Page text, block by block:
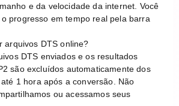
e da velocidade da internet. Você
progresso em tempo real pela barra
arquivos DTS online?
DTS enviados e os resultados
são excluídos automaticamente dos
1 hora após a conversão. Não
ou acessamos seus